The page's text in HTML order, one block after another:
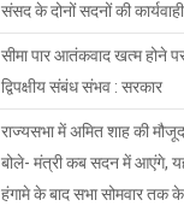
संसद के दोनों सदनों की
सीमा पार आतंकवाद खत्म होने
द्विपक्षीय संबंध संभव : सरकार
राज्यसभा में अमित शाह की
बोले- मंत्री कब सदन में आएंगे,
हंगामे के बाद सभा सोमवार तक